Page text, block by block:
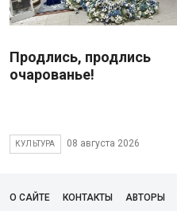
Продлись, продлись
очарованье!
КУЛЬТУРА 08 августа 2026
О САЙТЕ КОНТАКТЫ АВТОРЫ